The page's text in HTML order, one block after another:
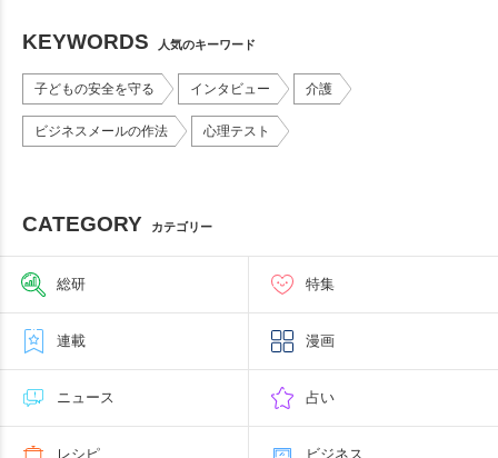
KEYWORDS 人気のキーワード
子どもの安全を守る インタビュー 介護
ビジネスメールの作法 心理テスト
CATEGORY カテゴリー
総研 特集
連載 漫画
ニュース 占い
レシピ ビジネス